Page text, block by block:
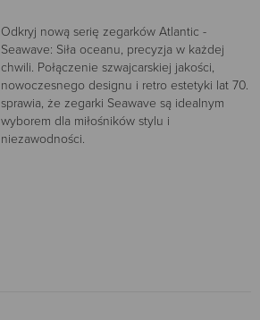
Odkryj nową serię zegarków Atlantic -
Seawave: Siła oceanu, precyzja w każdej
chwili. Połączenie szwajcarskiej jakości,
nowoczesnego designu i retro estetyki lat 70.
sprawia, że zegarki Seawave są idealnym
wyborem dla miłośników stylu i
niezawodności.